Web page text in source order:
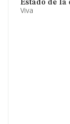
Estado de la
Viva